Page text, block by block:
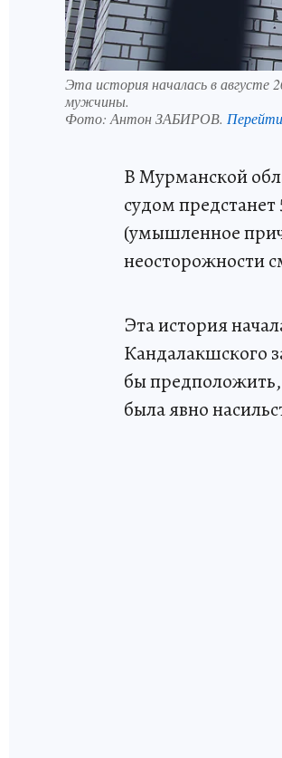
Эта история началась в августе
мужчины.
Фото: Антон ЗАБИРОВ.
В Мурманской
судом
(умышленное
неосторожности
Эта история
Кандалакшского
бы предположить,
была явно